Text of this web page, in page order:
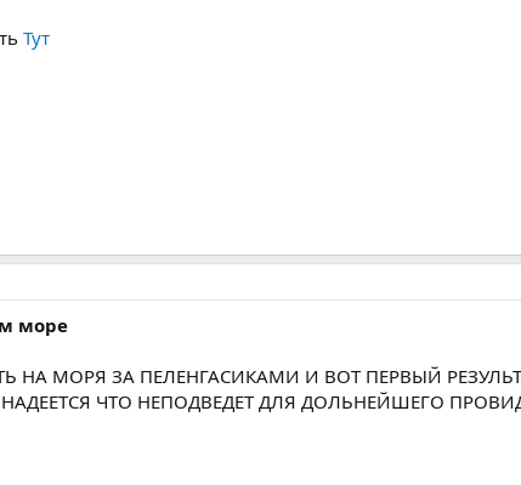
Тут
море
МОРЯ ЗА ПЕЛЕНГАСИКАМИ И ВОТ ПЕРВЫЙ
ЧТО НЕПОДВЕДЕТ ДЛЯ ДОЛЬНЕЙШЕГО